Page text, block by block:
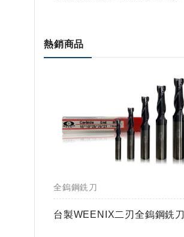
熱銷商品
全鎢鋼銑刀
台製WEENIX二刃全鎢鋼銑刀